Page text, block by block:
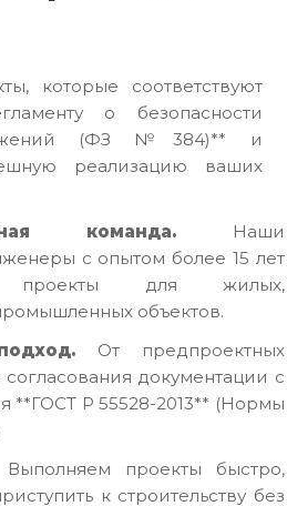
которые соответствуют
о безопасности
(ФЗ №384)** и
реализацию ваших
команда. Наши
с опытом более 15 лет
проекты для жилых,
объектов.
От предпроектных
документации с
**ГОСТ Р 55528-2013** (Нормы
Выполняем проекты быстро,
к строительству без